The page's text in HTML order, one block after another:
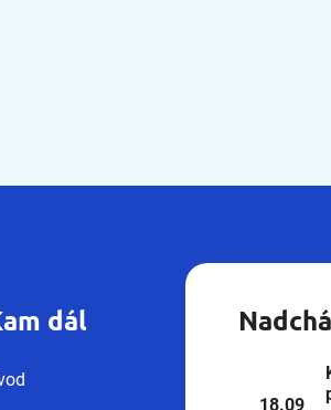
dál
18.09